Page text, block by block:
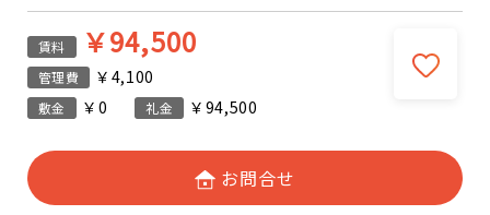
賃料 ￥94,500
管理費 ￥4,100
敷金 ￥0 礼金 ￥94,500
お問合せ